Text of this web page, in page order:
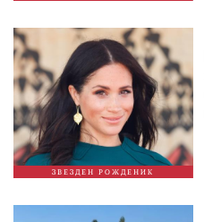
ЗВЕЗДЕН РОЖДЕНИК